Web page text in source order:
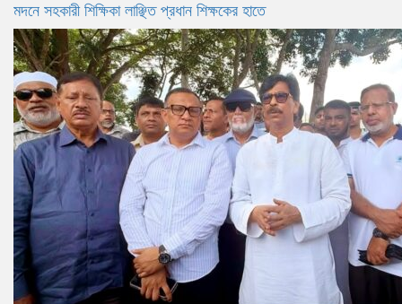
মদনে সহকারী শিক্ষিকা লাঞ্ছিত প্রধান শিক্ষকের হাতে